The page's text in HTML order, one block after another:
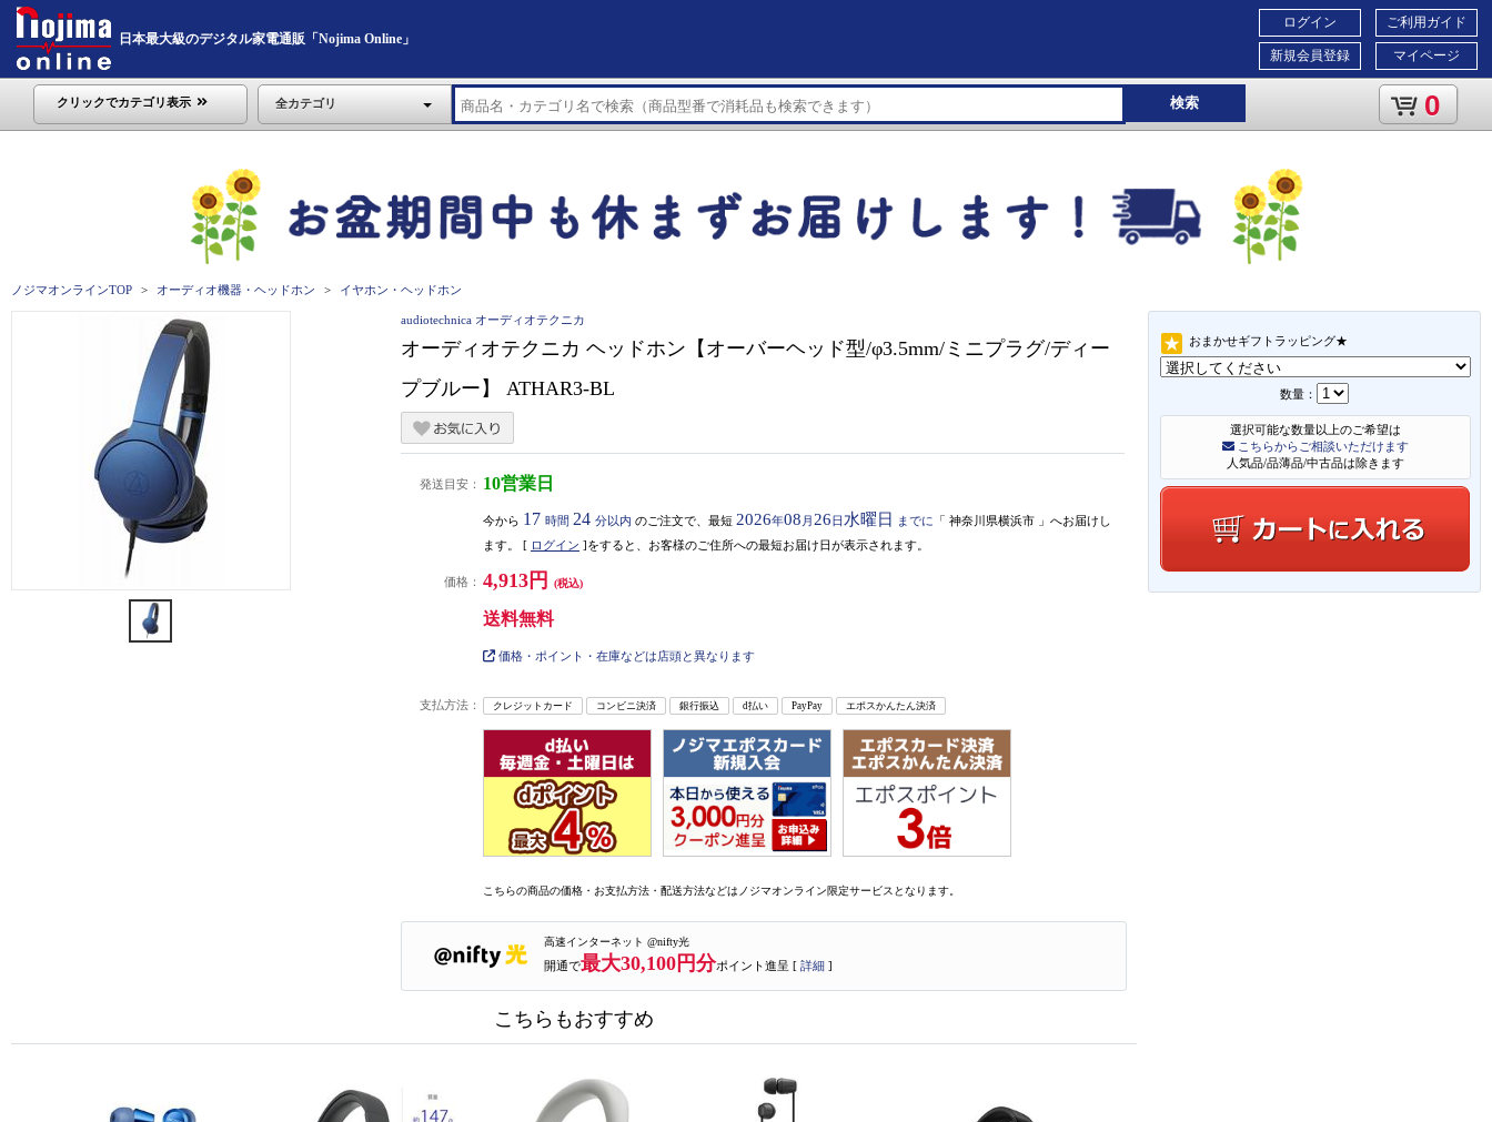
日本最大級のデジタル家電通販「Nojima Online」
ご利用ガイド
マイページ
ログイン
新規会員登録
クリックでカテゴリ表示 全カテゴリ 検索 0
ノジマオンラインTOP オーディオ機器・ヘッドホン イヤホン・ヘッドホン
おまかせギフトラッピング★
数量：
選択可能な数量以上のご希望は
こちらからご相談いただけます
人気品/品薄品/中古品は除きます
audiotechnica オーディオテクニカ
オーディオテクニカ ヘッドホン【オーバーヘッド型/φ3.5mm/ミニプラグ/ディー
プブルー】 ATHAR3-BL
発送目安： 10営業日
今から 17 時間 24 分以内 のご注文で、最短 2026年08 月 26日 水曜日 までに 「 神奈川県横浜市 」 へお届けし
ます。 [ ログイン ]をすると、お客様のご住所への最短お届け日が表示されます。
価格： 4,913円 (税込)
送料無料
価格・ポイント・在庫などは店頭と異なります
支払方法： クレジットカード コンビニ決済 銀行振込 d払い PayPay エポスかんたん決済
こちらの商品の価格・お支払方法・配送方法などはノジマオンライン限定サービスとなります。
高速インターネット @nifty光
開通で最大30,100円分ポイント進呈 [ 詳細 ]
こちらもおすすめ